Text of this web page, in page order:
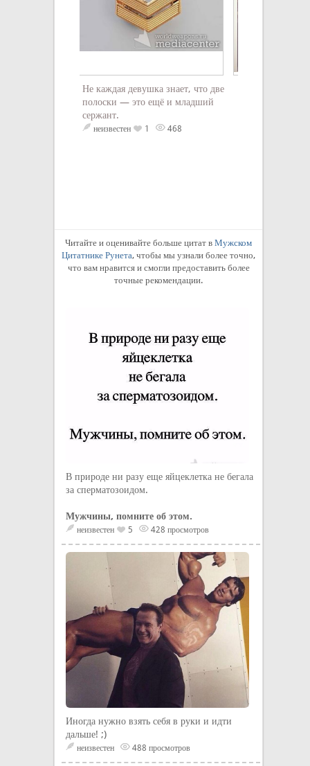
Не каждая девушка знает, что две
полоски — это ещё и младший
сержант.
неизвестен 1 468
Читайте и оценивайте больше цитат в Мужском
Цитатнике Рунета, чтобы мы узнали более точно,
что вам нравится и смогли предоставить более
точные рекомендации.
В природе ни разу еще яйцеклетка не бегала
за сперматозоидом.
Мужчины, помните об этом.
неизвестен 5 428 просмотров
Иногда нужно взять себя в руки и идти
дальше! ;)
неизвестен 488 просмотров